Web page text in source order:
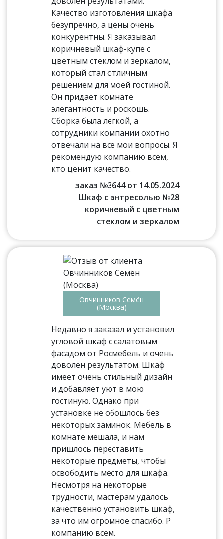
Качество изготовления шкафа
безупречно, а цены очень
конкурентны. Я заказывал
коричневый шкаф-купе с
цветным стеклом и зеркалом,
который стал отличным
решением для моей гостиной.
Он придает комнате
элегантность и роскошь.
Сборка была легкой, а
сотрудники компании охотно
отвечали на все мои вопросы. Я
рекомендую компанию всем,
кто ценит качество.
заказ №3644 от 14.05.2024
Шкаф с антресолью №28
коричневый с цветным
стеклом и зеркалом
Овчинников Семён
(Москва)
Недавно я заказал и установил
угловой шкаф с салатовым
фасадом от Росмебель и очень
доволен результатом. Шкаф
имеет очень стильный дизайн
и добавляет уют в мою
гостиную. Однако при
установке не обошлось без
некоторых заминок. Мебель в
комнате мешала, и нам
пришлось переставить
некоторые предметы, чтобы
освободить место для шкафа.
Несмотря на некоторые
трудности, мастерам удалось
качественно установить шкаф,
за что им огромное спасибо. Р
компанию всем.